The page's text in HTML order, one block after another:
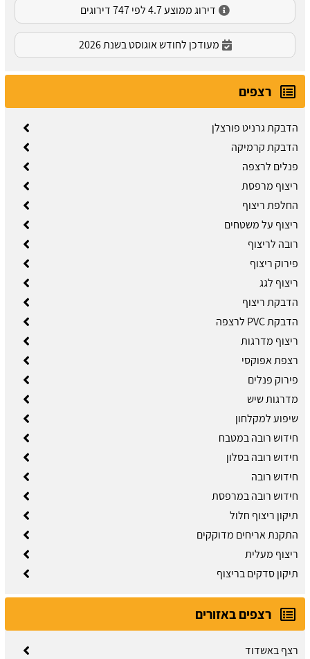
דירוג ממוצע 4.7 לפי 747 דירוגים
מעודכן לחודש אוגוסט בשנת 2026
רצפים
הדבקת גרניט פורצלן
הדבקת קרמיקה
פנלים לרצפה
ריצוף מרפסת
החלפת ריצוף
ריצוף על משטחים
רובה לריצוף
פירוק ריצוף
ריצוף לגג
הדבקת ריצוף
הדבקת PVC לרצפה
ריצוף מדרגות
רצפת אפוקסי
פירוק פנלים
מדרגות שיש
שיפוע למקלחון
חידוש רובה במטבח
חידוש רובה בסלון
חידוש רובה
חידוש רובה במרפסת
תיקון ריצוף חלול
התקנת אריחים מדוקקים
ריצוף מעלית
תיקון סדקים בריצוף
רצפים באזורים
רצף באשדוד